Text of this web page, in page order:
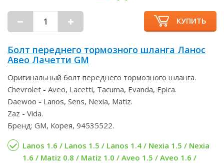
КУПИТЬ
Болт переднего тормозного шланга Ланос
Авео Лачетти GM
Оригинальный болт переднего тормозного шланга.
Chevrolet - Aveo, Lacetti, Tacuma, Evanda, Epica.
Daewoo - Lanos, Sens, Nexia, Matiz.
Zaz - Vida.
Бренд: GM, Корея, 94535522.
Lanos 1.6 / Lanos 1.5 / Lanos 1.4 / Nexia 1.5 / Nexia
1.6 / Matiz 0.8 / Matiz 1.0 / Aveo 1.5 / Aveo 1.6 /